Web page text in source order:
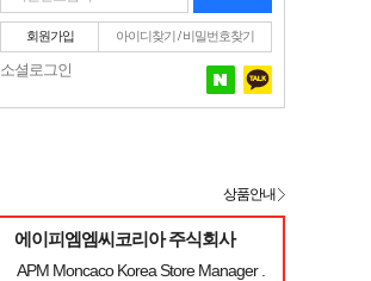
회원가입 아이디찾기/비밀번호찾기
소셜로그인
에이피엠엠씨코리아 주식회사
APM Moncaco Korea Store Manager .
상품안내